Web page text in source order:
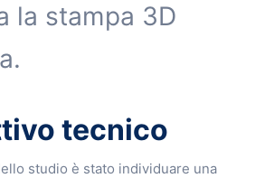
la stampa 3D
tecnico
studio è stato individuare una